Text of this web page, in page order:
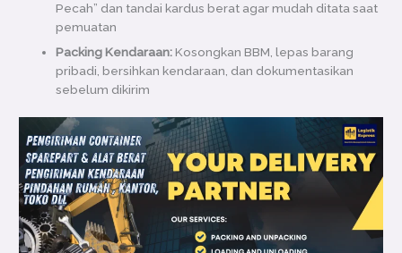
Pecah” dan tandai kardus berat agar mudah ditata saat
pemuatan
Packing Kendaraan:Kosongkan BBM, lepas barang
pribadi, bersihkan kendaraan, dan dokumentasikan
sebelum dikirim